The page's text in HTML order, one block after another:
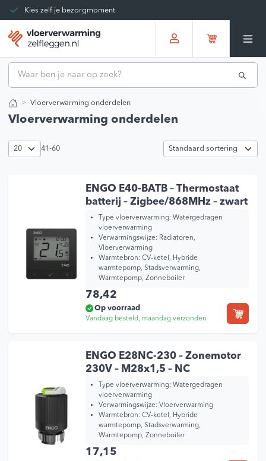
Kies zelf je bezorgmoment
Tot 30 dagen terug te sturen
Gratis verzending vanaf
Home
Vloerverwarming onderdelen
Vloerverwarming onderdelen
41-60
ENGO E40-BATB – Thermostaat
batterij – Zigbee/868MHz – zwart
Type vloerverwarming: Watergedragen
vloerverwarming
Verwarmingswijze: Radiatoren,
Vloerverwarming
Warmtebron: CV-ketel, Hybride
warmtepomp, Stadsverwarming,
Warmtepomp, Zonneboiler
78,42
Op voorraad
Vandaag besteld, maandag verzonden
ENGO E28NC-230 – Zonemotor
230V – M28x1,5 – NC
Type vloerverwarming: Watergedragen
vloerverwarming
Verwarmingswijze: Vloerverwarming
Warmtebron: CV-ketel, Hybride
warmtepomp, Stadsverwarming,
Warmtepomp, Zonneboiler
17,15